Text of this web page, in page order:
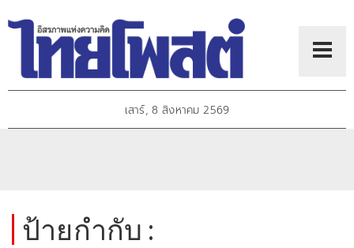
เสาร์, 8 สิงหาคม 2569
ป้ายกำกับ :